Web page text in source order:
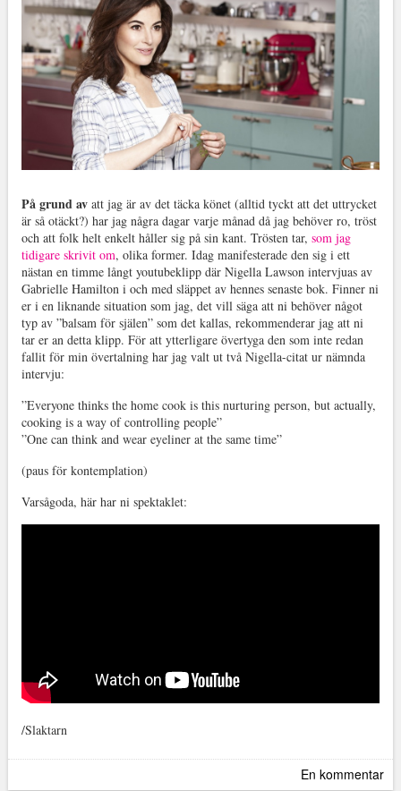
På grund avatt jag är av det täcka könet (alltid tyckt att det uttrycket
är så otäckt?) har jag några dagar varje månad då jag behöver ro, tröst
och att folk helt enkelt håller sig på sin kant. Trösten tar, som jag
tidigare skrivit om, olika former. Idag manifesterade den sig i ett
nästan en timme långt youtubeklipp där Nigella Lawson intervjuas av
Gabrielle Hamilton i och med släppet av hennes senaste bok. Finner ni
er i en liknande situation som jag, det vill säga att ni behöver något
typ av ”balsam för själen” som det kallas, rekommenderar jag att ni
tar er an detta klipp. För att ytterligare övertyga den som inte redan
fallit för min övertalning har jag valt ut två Nigella-citat ur nämnda
intervju:
”Everyone thinks the home cook is this nurturing person, but actually,
cooking is a way of controlling people”
”One can think and wear eyeliner at the same time”
(paus för kontemplation)
Varsågoda, här har ni spektaklet:
/Slaktarn
En kommentar